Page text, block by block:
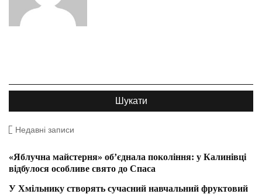
Недавні записи
«Яблучна майстерня» об’єднала покоління: у Калинівці
відбулося особливе свято до Спаса
У Хмільнику створять сучасний навчальний фруктовий